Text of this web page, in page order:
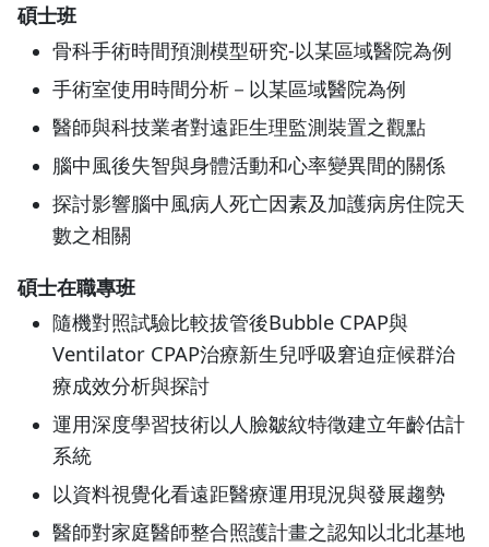
碩士班
骨科手術時間預測模型研究-以某區域醫院為例
手術室使用時間分析－以某區域醫院為例
醫師與科技業者對遠距生理監測裝置之觀點
腦中風後失智與身體活動和心率變異間的關係
探討影響腦中風病人死亡因素及加護病房住院天
數之相關
碩士在職專班
隨機對照試驗比較拔管後Bubble CPAP與
Ventilator CPAP治療新生兒呼吸窘迫症候群治
療成效分析與探討
運用深度學習技術以人臉皺紋特徵建立年齡估計
系統
以資料視覺化看遠距醫療運用現況與發展趨勢
醫師對家庭醫師整合照護計畫之認知以北北基地